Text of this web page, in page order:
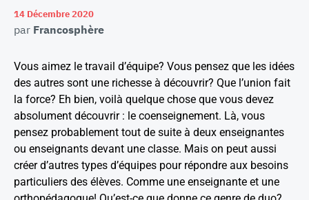
14 Décembre 2020
par Francosphère
Vous aimez le travail d’équipe? Vous pensez que les idées
des autres sont une richesse à découvrir? Que l’union fait
la force? Eh bien, voilà quelque chose que vous devez
absolument découvrir : le coenseignement. Là, vous
pensez probablement tout de suite à deux enseignantes
ou enseignants devant une classe. Mais on peut aussi
créer d’autres types d’équipes pour répondre aux besoins
particuliers des élèves. Comme une enseignante et une